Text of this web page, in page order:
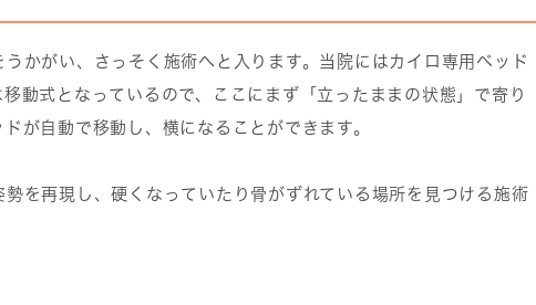
かがい、さっそく施術へと入ります。当院にはカイロ専用ベッド
動式となっているので、ここにまず「立ったままの状態」で寄り
が自動で移動し、横になることができます。
を再現し、硬くなっていたり骨がずれている場所を見つける施術